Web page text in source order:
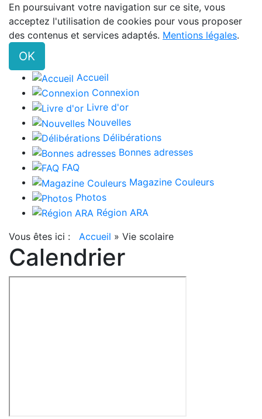
En poursuivant votre navigation sur ce site, vous
acceptez l'utilisation de cookies pour vous proposer
des contenus et services adaptés. Mentions légales.
OK
Accueil
Connexion
Livre d'or
Nouvelles
Délibérations
Bonnes adresses
FAQ
Magazine Couleurs
Photos
Région ARA
Vous êtes ici : Accueil » Vie scolaire
Calendrier